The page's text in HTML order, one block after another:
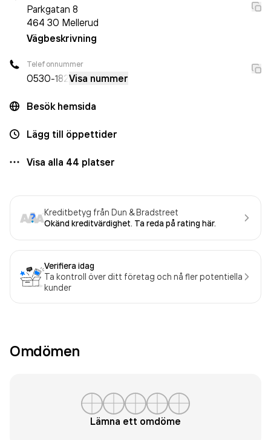
Parkgatan 8
464 30 Mellerud
Vägbeskrivning
Telefonnummer
0530-182Visa nummer
Besök hemsida
Lägg till öppettider
Visa alla 44 platser
Kreditbetyg från Dun & Bradstreet
Okänd kreditvärdighet. Ta reda på rating här.
Verifiera idag
Ta kontroll över ditt företag och nå fler potentiella
kunder
Omdömen
Lämna ett omdöme